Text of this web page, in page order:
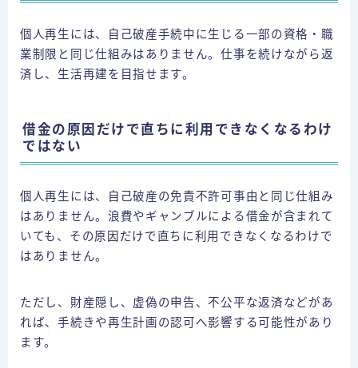
個人再生には、自己破産手続中に生じる一部の資格・職
業制限と同じ仕組みはありません。仕事を続けながら返
済し、生活再建を目指せます。
借金の原因だけで直ちに利用できなくなるわけ
ではない
個人再生には、自己破産の免責不許可事由と同じ仕組み
はありません。浪費やギャンブルによる借金が含まれて
いても、その原因だけで直ちに利用できなくなるわけで
はありません。
ただし、財産隠し、虚偽の申告、不公平な返済などがあ
れば、手続きや再生計画の認可へ影響する可能性があり
ます。